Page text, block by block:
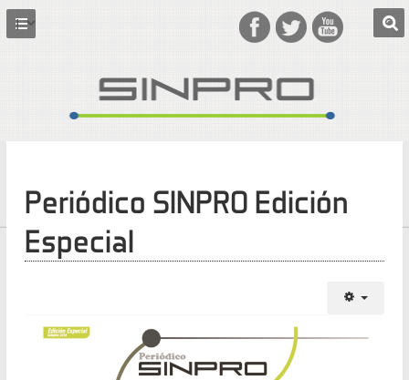
Periódico SINPRO Edición
Especial